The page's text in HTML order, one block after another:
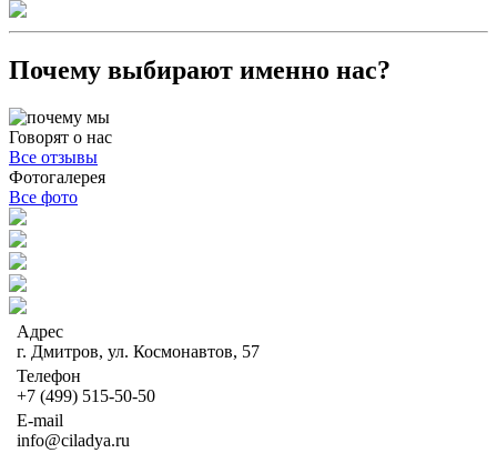
Почему выбирают именно нас?
Говорят о нас
Все отзывы
Фотогалерея
Все фото
Адрес
г. Дмитров, ул. Космонавтов, 57
Телефон
+7 (499) 515-50-50
E-mail
info@ciladya.ru